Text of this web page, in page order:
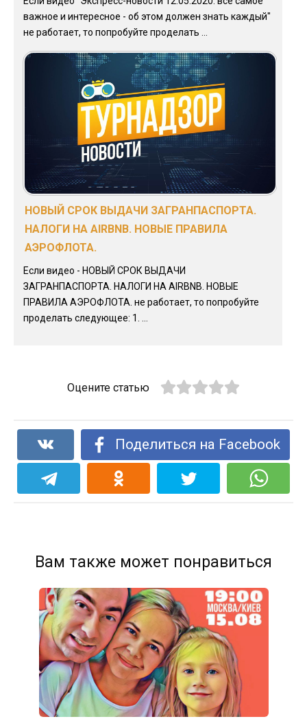
важное и интересное - об этом должен знать каждый"
не работает, то попробуйте проделать ...
НОВЫЙ СРОК ВЫДАЧИ ЗАГРАНПАСПОРТА.
НАЛОГИ НА AIRBNB. НОВЫЕ ПРАВИЛА
АЭРОФЛОТА.
Если видео - НОВЫЙ СРОК ВЫДАЧИ
ЗАГРАНПАСПОРТА. НАЛОГИ НА AIRBNB. НОВЫЕ
ПРАВИЛА АЭРОФЛОТА. не работает, то попробуйте
проделать следующее: 1. ...
Оцените статью
Поделиться на Facebook
Вам также может понравиться